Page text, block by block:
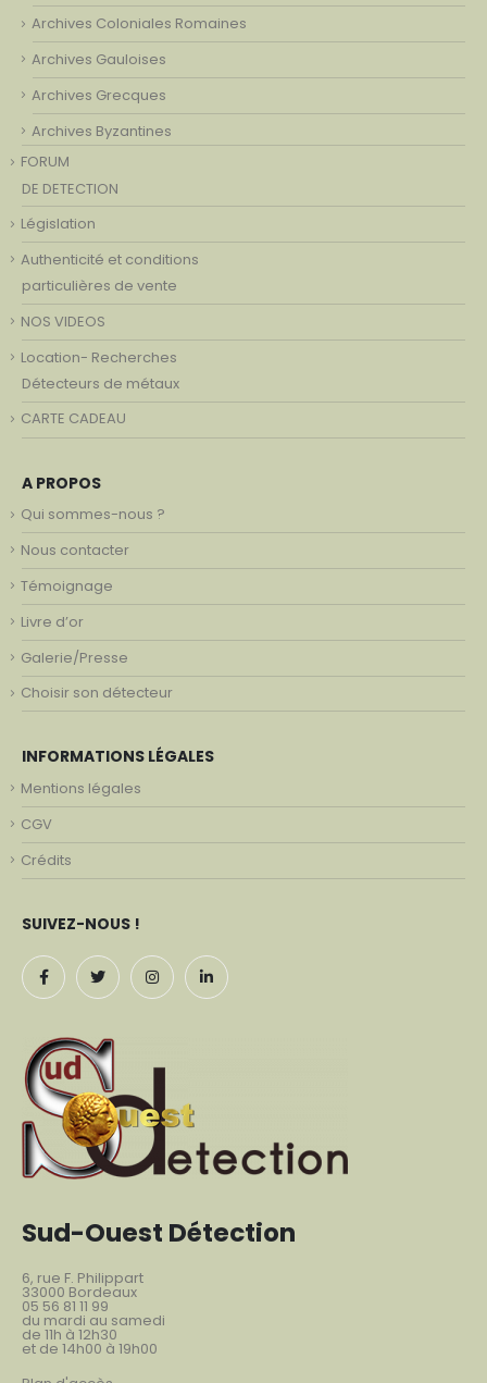
Archives Coloniales Romaines
Archives Gauloises
Archives Grecques
Archives Byzantines
FORUM
DE DETECTION
Législation
Authenticité et conditions
particulières de vente
NOS VIDEOS
Location- Recherches
Détecteurs de métaux
CARTE CADEAU
A PROPOS
Qui sommes-nous ?
Nous contacter
Témoignage
Livre d’or
Galerie/Presse
Choisir son détecteur
INFORMATIONS LÉGALES
Mentions légales
CGV
Crédits
SUIVEZ-NOUS !
Sud-Ouest Détection
6, rue F. Philippart
33000 Bordeaux
05 56 81 11 99
du mardi au samedi
de 11h à 12h30
et de 14h00 à 19h00